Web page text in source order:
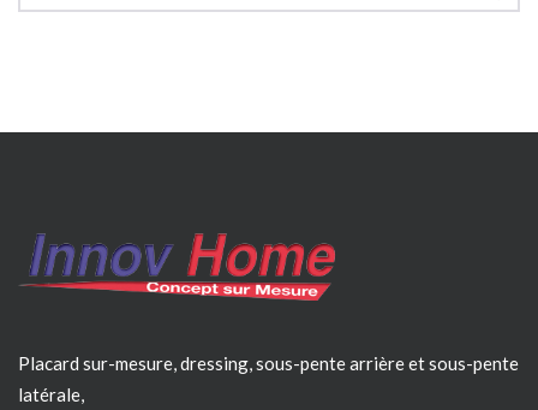
Placard sur-mesure, dressing, sous-pente arrière et sous-pente
latérale,